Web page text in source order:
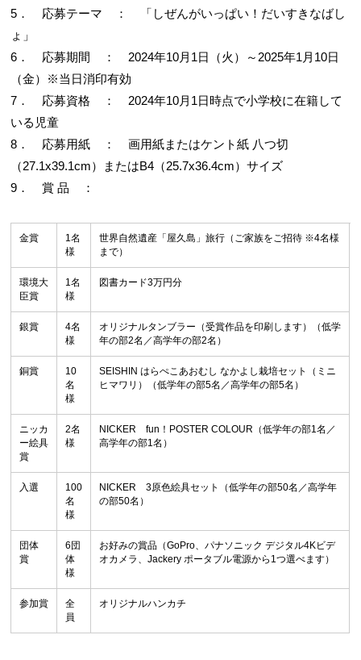
5． 応募テーマ ： 「しぜんがいっぱい！だいすきなばし
ょ」
6． 応募期間 ： 2024年10月1日（火）～2025年1月10日
（金）※当日消印有効
7． 応募資格 ： 2024年10月1日時点で小学校に在籍して
いる児童
8． 応募用紙 ： 画用紙またはケント紙 八つ切
（27.1x39.1cm）またはB4（25.7x36.4cm）サイズ
9． 賞 品 ：
金賞
1名
様
世界自然遺産「屋久島」旅行（ご家族をご招待 ※4名様
まで）
環境大
臣賞
1名
様
図書カード3万円分
銀賞
4名
様
オリジナルタンブラー（受賞作品を印刷します）（低学
年の部2名／高学年の部2名）
銅賞
10
名
様
SEISHIN はらぺこあおむし なかよし栽培セット（ミニ
ヒマワリ）（低学年の部5名／高学年の部5名）
ニッカ
ー絵具
賞
2名
様
NICKER fun！POSTER COLOUR（低学年の部1名／
高学年の部1名）
入選
100
名
様
NICKER 3原色絵具セット（低学年の部50名／高学年
の部50名）
団体
賞
6団
体
様
お好みの賞品（GoPro、パナソニック デジタル4Kビデ
オカメラ、Jackery ポータブル電源から1つ選べます）
参加賞
全
員
オリジナルハンカチ